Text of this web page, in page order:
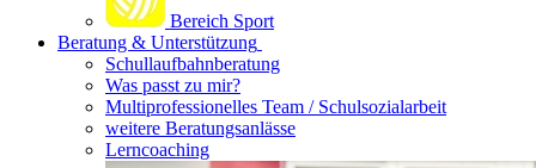
Bereich Sport
Beratung & Unterstützung
Schullaufbahnberatung
Was passt zu mir?
Multipro­fessionelles Team / Schulsozialarbeit
weitere Beratungsanlässe
Lerncoaching